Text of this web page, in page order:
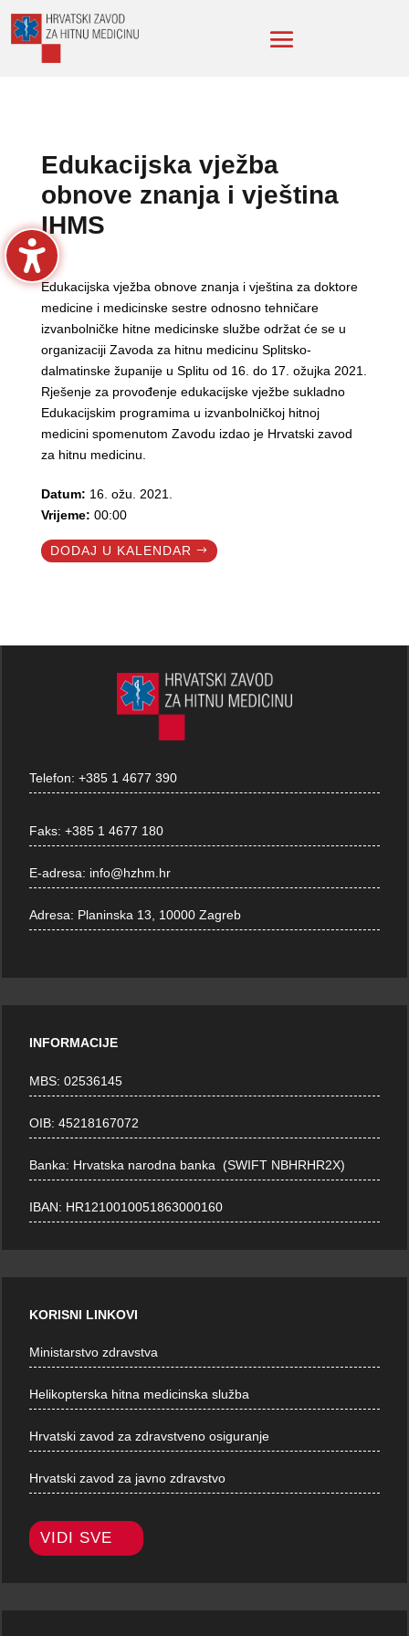
Edukacijska vježba
obnove znanja i vještina
IHMS
Edukacijska vježba obnove znanja i vještina za doktore
medicine i medicinske sestre odnosno tehničare
izvanbolničke hitne medicinske službe održat će se u
organizaciji Zavoda za hitnu medicinu Splitsko-
dalmatinske županije u Splitu od 16. do 17. ožujka 2021.
Rješenje za provođenje edukacijske vježbe sukladno
Edukacijskim programima u izvanbolničkoj hitnoj
medicini spomenutom Zavodu izdao je Hrvatski zavod
za hitnu medicinu.
Datum: 16. ožu. 2021.
Vrijeme: 00:00
DODAJ U KALENDAR
Telefon:+385 1 4677 390
Faks:+385 1 4677 180
E-adresa: info@hzhm.hr
Adresa: Planinska 13, 10000 Zagreb
INFORMACIJE
MBS: 02536145
OIB: 45218167072
Banka: Hrvatska narodna banka (SWIFT NBHRHR2X)
IBAN: HR1210010051863000160
KORISNI LINKOVI
Ministarstvo zdravstva
Helikopterska hitna medicinska služba
Hrvatski zavod za zdravstveno osiguranje
Hrvatski zavod za javno zdravstvo
VIDI SVE